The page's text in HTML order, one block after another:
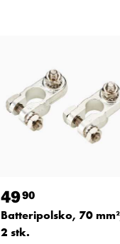
4990
Batteripolsko, 70
2 stk.